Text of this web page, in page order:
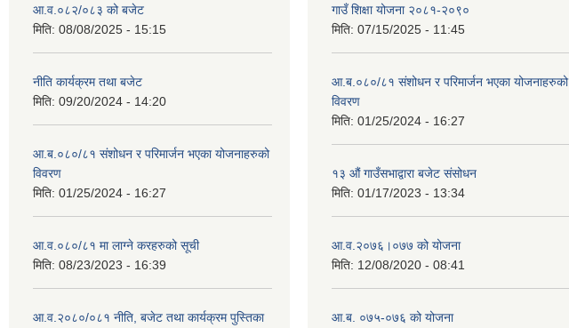
आ.व.०८२/०८३ को बजेट
मिति: 08/08/2025 - 15:15
नीति कार्यक्रम तथा बजेट
मिति: 09/20/2024 - 14:20
आ.ब.०८०/८१ संशोधन र परिमार्जन भएका योजनाहरुको
विवरण
मिति: 01/25/2024 - 16:27
आ.व.०८०/८१ मा लाग्ने करहरुको सूची
मिति: 08/23/2023 - 16:39
आ.व.२०८०/०८१ नीति, बजेट तथा कार्यक्रम पुस्तिका
गाउँ शिक्षा योजना २०८१-२०९०
मिति: 07/15/2025 - 11:45
आ.ब.०८०/८१ संशोधन र परिमार्जन भएका योजनाहरुको
विवरण
मिति: 01/25/2024 - 16:27
१३ औं गाउँसभाद्वारा बजेट संसोधन
मिति: 01/17/2023 - 13:34
आ‍.व.२०७६।०७७ को योजना
मिति: 12/08/2020 - 08:41
आ.ब. ०७५-०७६ को योजना